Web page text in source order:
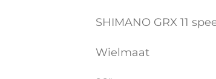
SHIMANO GRX 11
Wielmaat